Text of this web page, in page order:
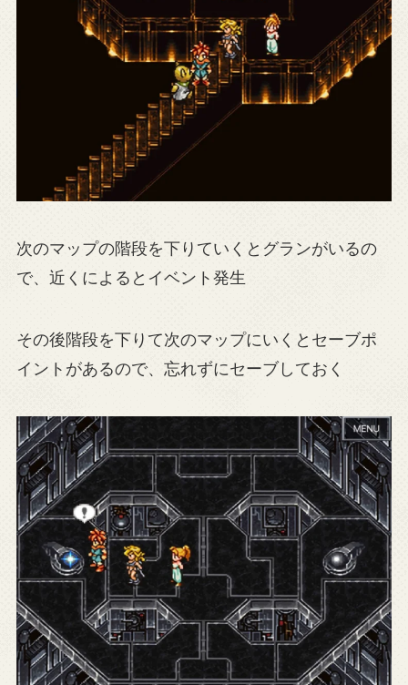
次のマップの階段を下りていくとグランがいるの
で、近くによるとイベント発生
その後階段を下りて次のマップにいくとセーブポ
イントがあるので、忘れずにセーブしておく